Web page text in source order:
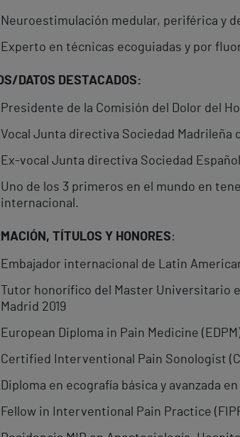
Neuroestimulación medular, periférica y
Experto en técnicas ecoguiadas y por
DATOS DESTACADOS:
Presidente de la Comisión del Dolor del
Vocal Junta directiva Sociedad Madrileña
Ex-vocal Junta directiva Sociedad
Uno de los 3 primeros en el mundo en
internacional.
TÍ TULOS Y HONORES:
Embajador internacional de Latin
Tutor honorífico del Master Universitario
Madrid 2019
European Diploma in Pain Medicine
Certified Interventional Pain Sonologist
Diploma en ecografía básica y avanzada
Fellow in Interventional Pain Practice